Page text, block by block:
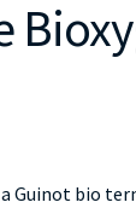
Guinot bio